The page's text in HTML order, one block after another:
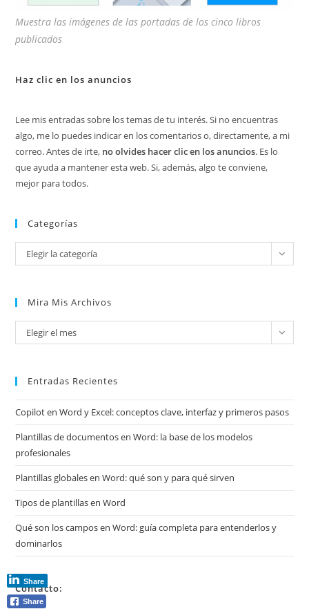
Muestra las imágenes de las portadas de los cinco libros
publicados
Haz clic en los anuncios
Lee mis entradas sobre los temas de tu interés. Si no encuentras
algo, me lo puedes indicar en los comentarios o, directamente, a mi
correo. Antes de irte, no olvides hacer clic en los anuncios. Es lo
que ayuda a mantener esta web. Si, además, algo te conviene,
mejor para todos.
Categorías
Categorías
Elegir la categoría
Mira Mis Archivos
Mira
mis
Elegir el mes
Entradas Recientes
Copilot en Word y Excel: conceptos clave, interfaz y primeros pasos
Plantillas de documentos en Word: la base de los modelos
profesionales
Plantillas globales en Word: qué son y para qué sirven
Tipos de plantillas en Word
Qué son los campos en Word: guía completa para entenderlos y
dominarlos
Contacto:
Share
Share